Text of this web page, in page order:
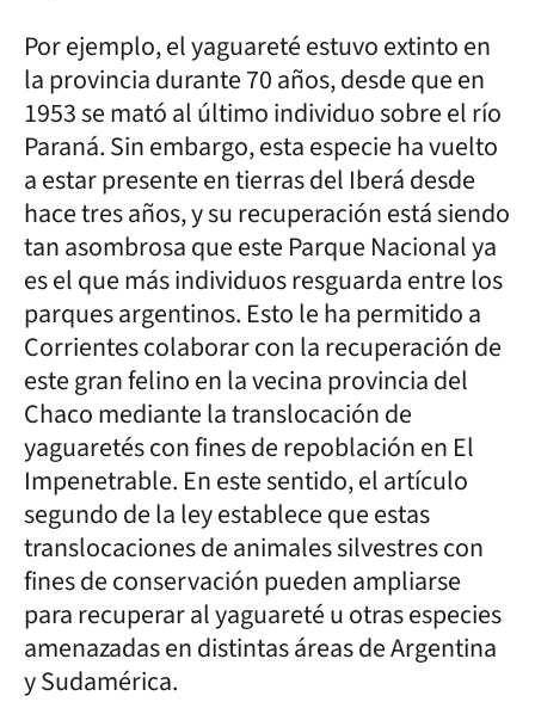
Por ejemplo, el yaguareté estuvo extinto en
la provincia durante 70 años, desde que en
1953 se mató al último individuo sobre el río
Paraná. Sin embargo, esta especie ha vuelto
a estar presente en tierras del Iberá desde
hace tres años, y su recuperación está siendo
tan asombrosa que este Parque Nacional ya
es el que más individuos resguarda entre los
parques argentinos. Esto le ha permitido a
Corrientes colaborar con la recuperación de
este gran felino en la vecina provincia del
Chaco mediante la translocación de
yaguaretés con fines de repoblación en El
Impenetrable. En este sentido, el artículo
segundo de la ley establece que estas
translocaciones de animales silvestres con
fines de conservación pueden ampliarse
para recuperar al yaguareté u otras especies
amenazadas en distintas áreas de Argentina
y Sudamérica.